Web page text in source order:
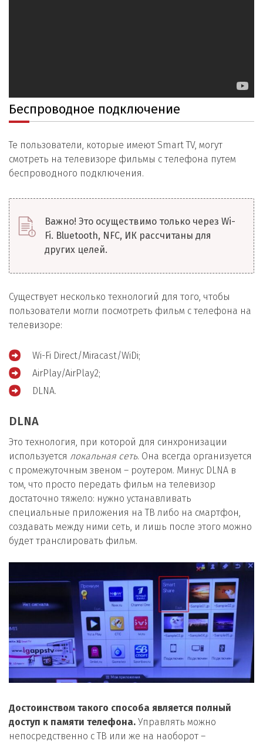
Беспроводное подключение
Те пользователи, которые имеют Smart TV, могут
смотреть на телевизоре фильмы с телефона путем
беспроводного подключения.
Важно! Это осуществимо только через Wi-
Fi. Bluetooth, NFC, ИК рассчитаны для
других целей.
Существует несколько технологий для того, чтобы
пользователи могли посмотреть фильм с телефона на
телевизоре:
Wi-Fi Direct/Miracast/WiDi;
AirPlay/AirPlay2;
DLNA.
DLNA
Это технология, при которой для синхронизации
используется локальная сеть. Она всегда организуется
с промежуточным звеном – роутером. Минус DLNA в
том, что просто передать фильм на телевизор
достаточно тяжело: нужно устанавливать
специальные приложения на ТВ либо на смартфон,
создавать между ними сеть, и лишь после этого можно
будет транслировать фильм.
Достоинством такого способа является полный
доступ к памяти телефона. Управлять можно
непосредственно с ТВ или же на наоборот –